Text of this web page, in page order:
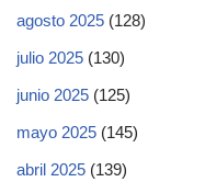
agosto 2025 (128)
julio 2025 (130)
junio 2025 (125)
mayo 2025 (145)
abril 2025 (139)